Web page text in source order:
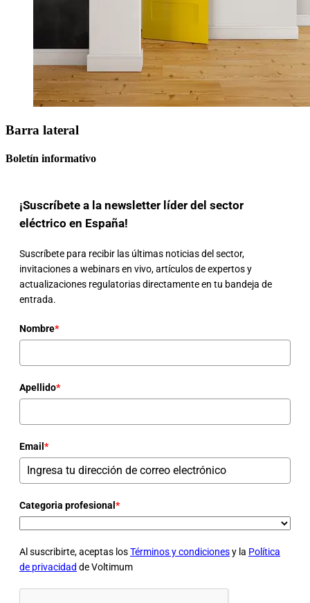
Barra lateral
Boletín informativo
¡Suscríbete a la newsletter líder del sector
eléctrico en España!
Suscríbete para recibir las últimas noticias del sector,
invitaciones a webinars en vivo, artículos de expertos y
actualizaciones regulatorias directamente en tu bandeja de
entrada.
Nombre*
Apellido*
Email *
Categoria profesional *
Al suscribirte, aceptas losTérminos y condicionesy la Política
de privacidad de Voltimum